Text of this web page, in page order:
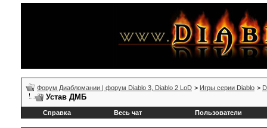
Форум Диабломании | форум Diablo 3, Diablo 2 LoD > Игры серии Diablo >
Устав ДМБ
Справка Весь чат Пользователи